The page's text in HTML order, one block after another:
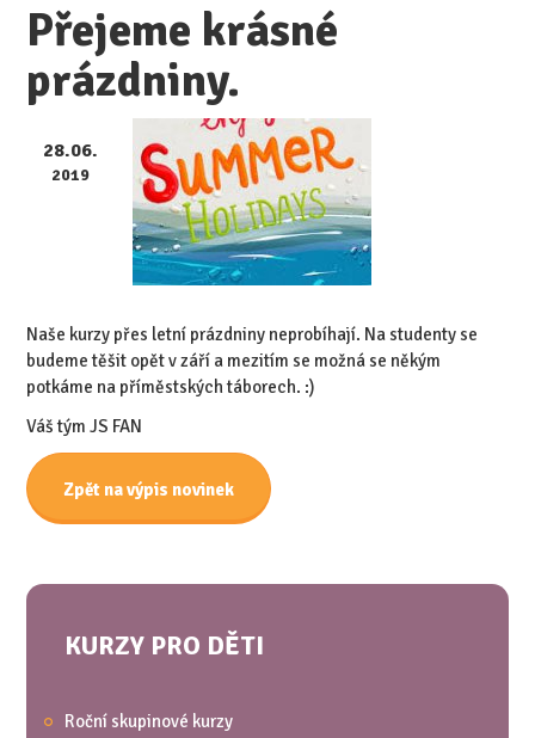
Přejeme krásné
prázdniny.
28.06.
2019
Naše kurzy přes letní prázdniny neprobíhají. Na studenty se
budeme těšit opět v září a mezitím se možná se někým
potkáme na příměstských táborech. :)
Váš tým JS FAN
Zpět na výpis novinek
KURZY PRO DĚTI
Roční skupinové kurzy